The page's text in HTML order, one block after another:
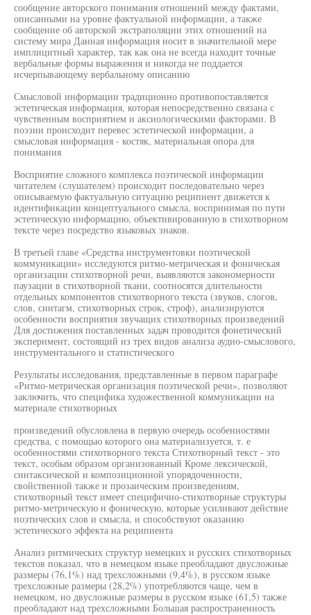
сообщение авторского понимания отношений между фактами,
описанными на уровне фактуальной информации, а также
сообщение об авторской экстраполяции этих отношений на
систему мира Данная информация носит в значительной мере
имплицитный характер, так как она не всегда находит точные
вербальные формы выражения и никогда не поддается
исчерпывающему вербальному описанию
Смысловой информации традиционно противопоставляется
эстетическая информация, которая непосредственно связана с
чувственным восприятием и аксиологическими факторами. В
поэзии происходит перевес эстетической информации, а
смысловая информация - костяк, материальная опора для
понимания
Восприятие сложного комплекса поэтической информации
читателем (слушателем) происходит последовательно через
описываемую фактуальную ситуацию реципиент движется к
идентификации концептуального смысла, воспринимая по пути
эстетическую информацию, объективированную в стихотворном
тексте через посредство языковых знаков.
В третьей главе «Средства инструментовки поэтической
коммуникации» исследуются ритмо-метрическая и фоническая
организации стихотворной речи, выявляются закономерности
паузации в стихотворной ткани, соотносятся длительности
отдельных компонентов стихотворного текста (звуков, слогов,
слов, синтагм, стихотворных строк, строф), анализируются
особенности восприятия звучащих стихотворных произведений
Для достижения поставленных задач проводится фонетический
эксперимент, состоящий из трех видов анализа аудио-смыслового,
инструментального и статистического
Результаты исследования, представленные в первом параграфе
«Ритмо-метрическая организация поэтической речи», позволяют
заключить, что специфика художественной коммуникации на
материале стихотворных
произведений обусловлена в первую очередь особенностями
средства, с помощью которого она материализуется, т. е
особенностями стихотворного текста Стихотворный текст - это
текст, особым образом организованный Кроме лексической,
синтаксической и композиционной упорядоченности,
свойственной также и прозаическим произведениям,
стихотворный текст имеет специфично-стихотворные структуры
ритмо-метрическую и фоническую, которые усиливают действие
поэтических слов и смысла, и способствуют оказанию
эстетического эффекта на реципиента
Анализ ритмических структур немецких и русских стихотворных
текстов показал, что в немецком языке преобладают двусложные
размеры (76,1%) над трехсложными (9,4%), в русском языке
трехсложные размеры (28,2%) употребляются чаще, чем в
немецком, но двусложные размеры в русском языке (61,5) также
преобладают над трехсложными Большая распространенность